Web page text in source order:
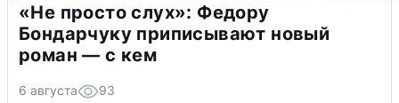
«Не просто слух»: Федору
Бондарчуку приписывают новый
роман — с кем
6 августа 93